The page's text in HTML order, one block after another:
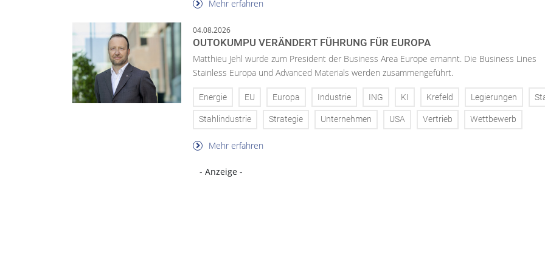
Mehr erfahren
04.08.2026
OUTOKUMPU VERÄNDERT FÜHRUNG FÜR EUROPA
Matthieu Jehl wurde zum President der Business Area Europe ernannt. Die Business Lines
Stainless Europa und Advanced Materials werden zusammengeführt.
Energie EU Europa Industrie ING KI Krefeld Legierungen
Stahlindustrie Strategie Unternehmen USA Vertrieb Wettbewerb
Mehr erfahren
- Anzeige -